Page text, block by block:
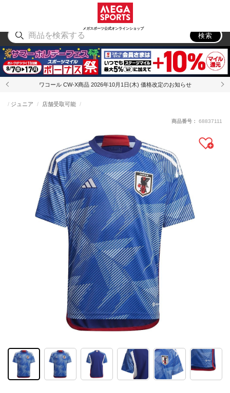
メガスポーツ公式オンラインショップ
アウトドア
検索
ワコール CW-X商品 2026年10月1日(木) 価格改定のお知らせ
ジュニア 店舗受取可能
商品番号： 68837111